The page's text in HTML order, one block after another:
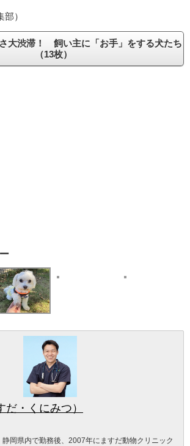
）
大渋滞！ 飼い主に「お手」をする犬たち
（13枚）
・くにみつ）
岡県内で勤務後、2007年にますだ動物クリニック